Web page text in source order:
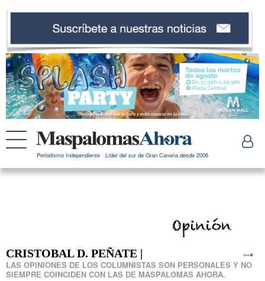
Periodismo Independiente · Líder del sur de Gran Canaria desde 2006
CRISTOBAL D. PEÑATE | RSS
LAS OPINIONES DE LOS COLUMNISTAS SON PERSONALES Y NO
SIEMPRE COINCIDEN CON LAS DE MASPALOMAS AHORA.